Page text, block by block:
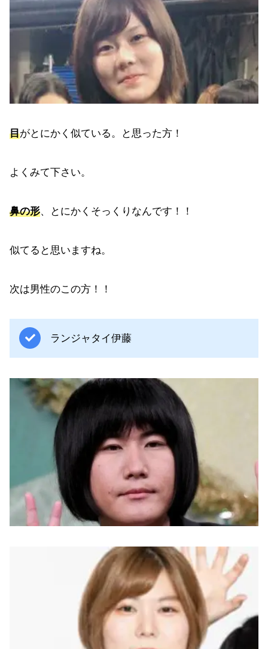
目がとにかく似ている。と思った方！
よくみて下さい。
鼻の形、とにかくそっくりなんです！！
似てると思いますね。
次は男性のこの方！！
ランジャタイ伊藤